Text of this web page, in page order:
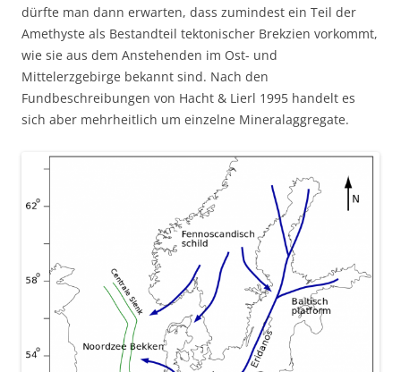
dürfte man dann erwarten, dass zumindest ein Teil der
Amethyste als Bestandteil tektonischer Brekzien vorkommt,
wie sie aus dem Anstehenden im Ost- und
Mittelerzgebirge bekannt sind. Nach den
Fundbeschreibungen von Hacht & Lierl 1995 handelt es
sich aber mehrheitlich um einzelne Mineralaggregate.